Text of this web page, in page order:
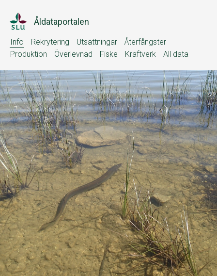
Åldataportalen
Info Rekrytering Utsättningar
Återfångster
Produktion
Överlevnad Fiske Kraftverk All data